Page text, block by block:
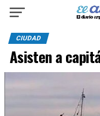
CIUDAD
Asisten a